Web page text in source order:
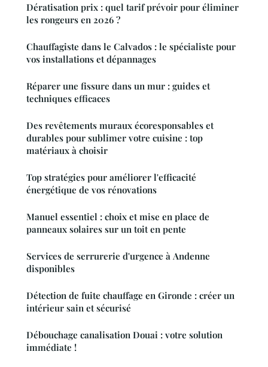
Dératisation prix : quel tarif prévoir pour éliminer
les rongeurs en 2026 ?
Chauffagiste dans le Calvados : le spécialiste pour
vos installations et dépannages
Réparer une fissure dans un mur : guides et
techniques efficaces
Des revêtements muraux écoresponsables et
durables pour sublimer votre cuisine : top
matériaux à choisir
Top stratégies pour améliorer l'efficacité
énergétique de vos rénovations
Manuel essentiel : choix et mise en place de
panneaux solaires sur un toit en pente
Services de serrurerie d'urgence à Andenne
disponibles
Détection de fuite chauffage en Gironde : créer un
intérieur sain et sécurisé
Débouchage canalisation Douai : votre solution
immédiate !